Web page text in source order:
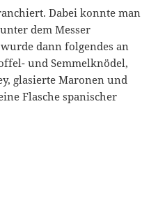
Dabei konnte man
dem Messer
dann folgendes an
und Semmelknödel,
glasierte Maronen und
Flasche spanischer